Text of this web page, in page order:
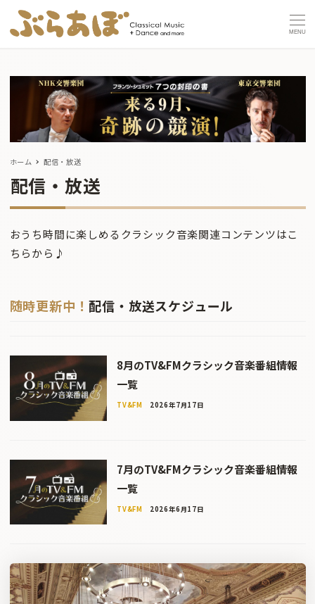
MENU
ホーム 配信・放送
配信・放送
おうち時間に楽しめるクラシック音楽関連コンテンツはこ
ちらから♪
随時更新中！配信・放送スケジュール
8月のTV&FMクラシック音楽番組情報
一覧
TV&FM 2026年7月17日
7月のTV&FMクラシック音楽番組情報
一覧
TV&FM 2026年6月17日